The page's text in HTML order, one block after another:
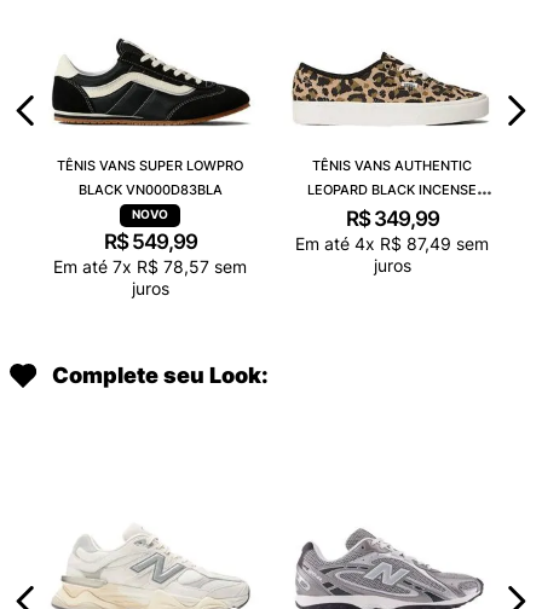
TÊNIS VANS SUPER LOWPRO
BLACK VN000D83BLA
R$ 549,99
Em até 7x R$ 78,57 sem
juros
TÊNIS VANS AUTHENTIC
LEOPARD BLACK INCENSE
VN000D6GGR4
R$ 349,99
Em até 4x R$ 87,49 sem
juros
Complete seu Look: